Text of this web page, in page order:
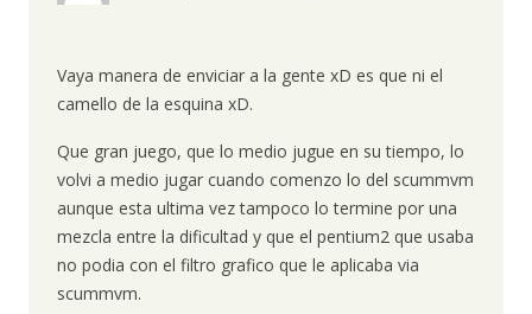
Vaya manera de enviciar a la gente xD es que ni el
camello de la esquina xD.
Que gran juego, que lo medio jugue en su tiempo, lo
volvi a medio jugar cuando comenzo lo del scummvm
aunque esta ultima vez tampoco lo termine por una
mezcla entre la dificultad y que el pentium2 que usaba
no podia con el filtro grafico que le aplicaba via
scummvm.